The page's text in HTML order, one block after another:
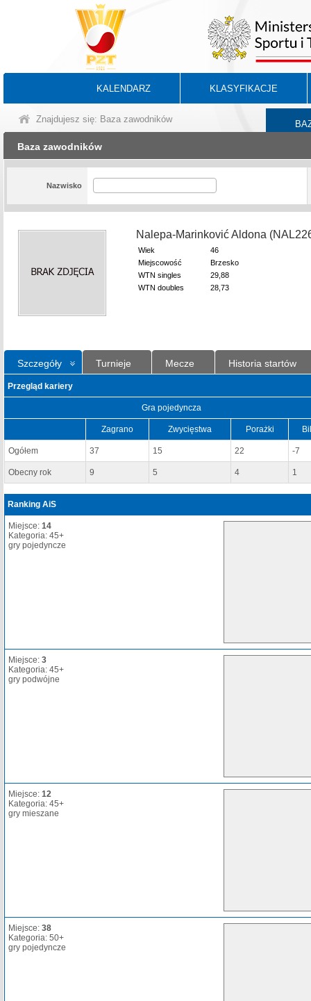
KALENDARZ KLASYFIKACJE
Znajdujesz się: Baza zawodników
Baza zawodników
Nazwisko
Nalepa-Marinković Aldona
Wiek
46
Miejscowość
Brzesko
WTN singles
29,88
WTN doubles
28,73
Szczegóły Turnieje Mecze Historia startów
Przegląd kariery
Gra pojedyncza
Zagrano Zwycięstwa Porażki
Ogółem 37 15 22 -7
Obecny rok 9 5 4 1
Ranking AiS
Miejsce: 14
Kategoria: 45+
gry pojedyncze
Miejsce: 3
Kategoria: 45+
gry podwójne
Miejsce: 12
Kategoria: 45+
gry mieszane
Miejsce: 38
Kategoria: 50+
gry pojedyncze